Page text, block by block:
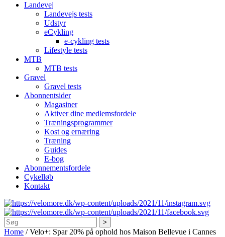
Landevej
Landevejs tests
Udstyr
eCykling
e-cykling tests
Lifestyle tests
MTB
MTB tests
Gravel
Gravel tests
Abonnentsider
Magasiner
Aktiver dine medlemsfordele
Træningsprogrammer
Kost og ernæring
Træning
Guides
E-bog
Abonnementsfordele
Cykelløb
Kontakt
Søg
Home /Velo+: Spar 20% på ophold hos Maison Bellevue i Cannes